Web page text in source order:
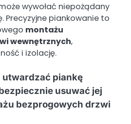
wywołać niepożądany
Precyzyjne piankowanie to
montażu
wewnętrznych,
i izolację.
piankę
usuwać jej
bezprogowych drzwi